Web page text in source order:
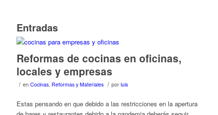
Entradas
Reformas de cocinas en oficinas,
locales y empresas
/ en Cocinas, Reformas y Materiales / por luis
Estas pensando en que debido a las restricciones en la apertura